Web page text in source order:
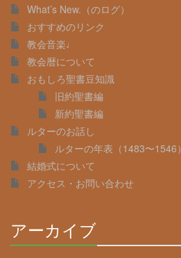
What’s New.（のログ）
おすすめのリンク
教会音楽♩
教会暦について
おもしろ聖書豆知識
旧約聖書編
新約聖書編
ルターのお話し
ルターの年表（1483〜1546）
結婚式について
アクセス・お問い合わせ
アーカイブ